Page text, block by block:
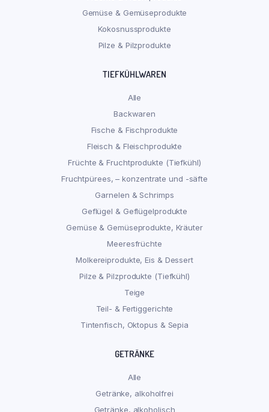
Gemüse & Gemüseprodukte
Kokosnussprodukte
Pilze & Pilzprodukte
TIEFKÜHLWAREN
Alle
Backwaren
Fische & Fischprodukte
Fleisch & Fleischprodukte
Früchte & Fruchtprodukte (Tiefkühl)
Fruchtpürees, – konzentrate und -säfte
Garnelen & Schrimps
Geflügel & Geflügelprodukte
Gemüse & Gemüseprodukte, Kräuter
Meeresfrüchte
Molkereiprodukte, Eis & Dessert
Pilze & Pilzprodukte (Tiefkühl)
Teige
Teil- & Fertiggerichte
Tintenfisch, Oktopus & Sepia
GETRÄNKE
Alle
Getränke, alkoholfrei
Getränke, alkoholisch